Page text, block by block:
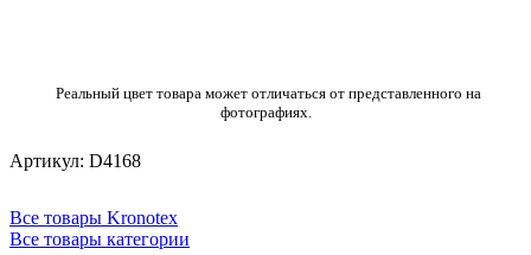
Реальный цвет товара может отличаться от представленного на
фотографиях.
Артикул: D4168
Все товары Kronotex
Все товары категории